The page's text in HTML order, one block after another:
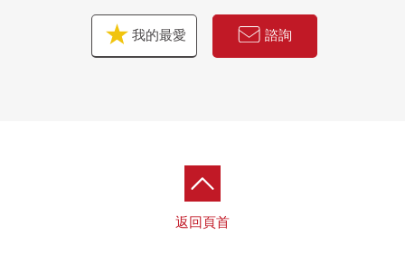
我的最愛 諮詢
返回頁首